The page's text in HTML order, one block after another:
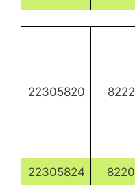
8222
22305820
8220
22305824